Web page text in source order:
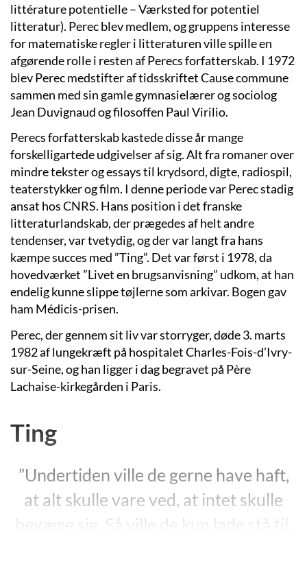
littérature potentielle – Værksted for potentiel
litteratur). Perec blev medlem, og gruppens interesse
for matematiske regler i litteraturen ville spille en
afgørende rolle i resten af Perecs forfatterskab. I 1972
blev Perec medstifter af tidsskriftet Cause commune
sammen med sin gamle gymnasielærer og sociolog
Jean Duvignaud og filosoffen Paul Virilio.
Perecs forfatterskab kastede disse år mange
forskelligartede udgivelser af sig. Alt fra romaner over
mindre tekster og essays til krydsord, digte, radiospil,
teaterstykker og film. I denne periode var Perec stadig
ansat hos CNRS. Hans position i det franske
litteraturlandskab, der prægedes af helt andre
tendenser, var tvetydig, og der var langt fra hans
kæmpe succes med ”Ting”. Det var først i 1978, da
hovedværket ”Livet en brugsanvisning” udkom, at han
endelig kunne slippe tøjlerne som arkivar. Bogen gav
ham Médicis-prisen.
Perec, der gennem sit liv var storryger, døde 3. marts
1982 af lungekræft på hospitalet Charles-Fois-d’Ivry-
sur-Seine, og han ligger i dag begravet på Père
Lachaise-kirkegården i Paris.
Ting
”Undertiden ville de gerne have haft,
at alt skulle vare ved, at intet skulle
bevæge sig. Så ville de kun lade stå til.